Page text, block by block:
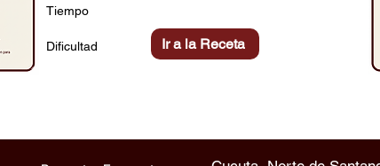
Tiempo
Ir a la Receta
Dificultad